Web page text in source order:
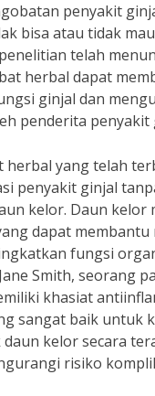
penyakit
bisa atau tidak
telah
herbal dapat
ginjal dan
penderita penyakit
herbal yang telah
penyakit ginjal
kelor. Daun kelor
dapat
fungsi
Smith, seorang
khasiat
sangat baik untuk
kelor secara
risiko